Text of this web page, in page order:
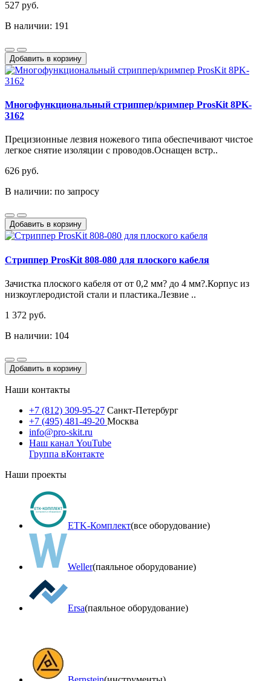
527 руб.
В наличии: 191
Добавить в корзину
Многофункциональный стриппер/кримпер ProsKit 8PK-
3162
Прецизионные лезвия ножевого типа обеспечивают чистое
легкое снятие изоляции с проводов.Оснащен встр..
626 руб.
В наличии: по запросу
Добавить в корзину
Стриппер ProsKit 808-080 для плоского кабеля
Зачистка плоского кабеля от от 0,2 мм? до 4 мм?.Корпус из
низкоуглеродистой стали и пластика.Лезвие ..
1 372 руб.
В наличии: 104
Добавить в корзину
Наши контакты
+7 (812) 309-95-27 Санкт-Петербург
+7 (495) 481-49-20 Москва
info@pro-skit.ru
Наш канал YouTube
Группа вКонтакте
Наши проекты
ETK-Комплект(все оборудование)
Weller(паяльное оборудование)
Ersa(паяльное оборудование)